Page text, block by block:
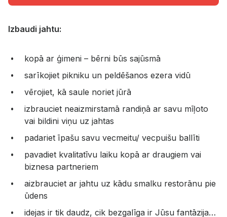
Izbaudi jahtu:
kopā ar ģimeni – bērni būs sajūsmā
sarīkojiet pikniku un peldēšanos ezera vidū
vērojiet, kā saule noriet jūrā
izbrauciet neaizmirstamā randiņā ar savu mīļoto
vai bildini viņu uz jahtas
padariet īpašu savu vecmeitu/ vecpuišu ballīti
pavadiet kvalitatīvu laiku kopā ar draugiem vai
biznesa partneriem
aizbrauciet ar jahtu uz kādu smalku restorānu pie
ūdens
idejas ir tik daudz, cik bezgalīga ir Jūsu fantāzija…